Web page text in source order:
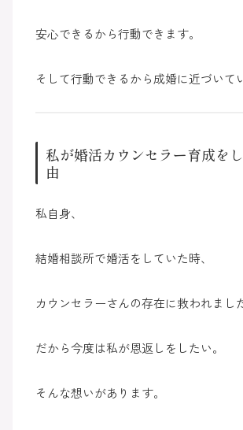
安心できるから行動できます。
そして行動できるから成婚に近づいて
私が婚活カウンセラー育成を
由
私自身、
結婚相談所で婚活をしていた時、
カウンセラーさんの存在に救われまし
だから今度は私が恩返しをしたい。
そんな想いがあります。